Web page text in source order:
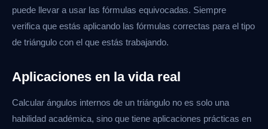
puede llevar a usar las fórmulas equivocadas. Siempre
verifica que estás aplicando las fórmulas correctas para el tipo
de triángulo con el que estás trabajando.
Aplicaciones en la vida real
Calcular ángulos internos de un triángulo no es solo una
habilidad académica, sino que tiene aplicaciones prácticas en